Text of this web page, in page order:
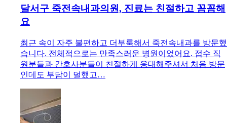
달서구 죽전속내과의원, 진료는 친절하고 꼼꼼해
요
최근 속이 자주 불편하고 더부룩해서 죽전속내과를 방문했
습니다. 전체적으로는 만족스러운 병원이었어요. 접수 직
원분들과 간호사분들이 친절하게 응대해주셔서 처음 방문
인데도 부담이 덜했고…